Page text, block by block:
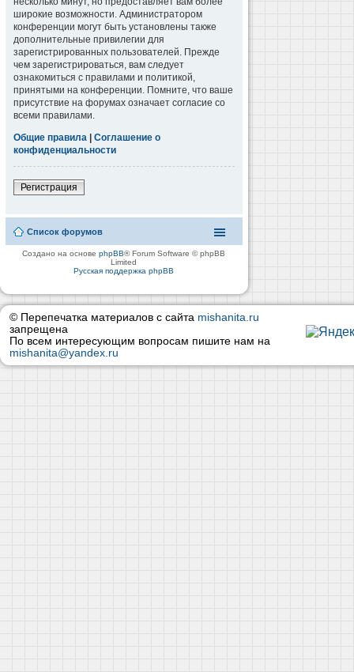
широкие возможности. Администратором
конференции могут быть установлены также
дополнительные привилегии для
зарегистрированных пользователей. Прежде
чем зарегистрироваться, вам следует
ознакомиться с правилами и политикой,
принятыми на конференции. Помните, что ваше
присутствие на форумах означает согласие со
всеми правилами.
Общие правила | Соглашение о
конфиденциальности
Регистрация
Список форумов
Создано на основеphpBB® Forum Software © phpBB
Limited
Русская поддержка phpBB
© Перепечатка материалов с сайта mishanita.ru
запрещена
По всем интересующим вопросам пишите нам на
mishanita@yandex.ru